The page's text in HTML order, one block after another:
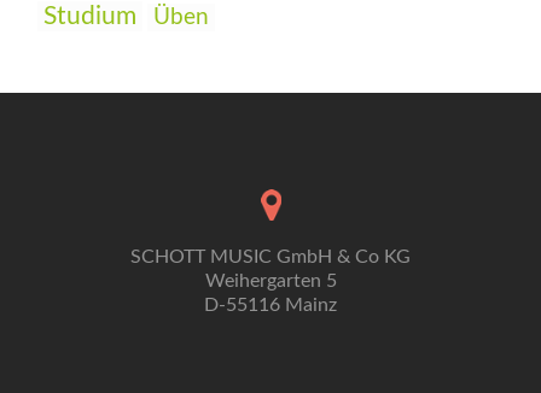
Studium Üben
SCHOTT MUSIC GmbH & Co KG
Weihergarten 5
D-55116 Mainz